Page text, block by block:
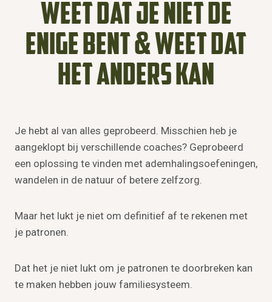
Weet dat je niet de
enige bent & weet dat
het anders kan
Je hebt al van alles geprobeerd. Misschien heb je
aangeklopt bij verschillende coaches? Geprobeerd
een oplossing te vinden met ademhalingsoefeningen,
wandelen in de natuur of betere zelfzorg.
Maar het lukt je niet om definitief af te rekenen met
je patronen.
Dat het je niet lukt om je patronen te doorbreken kan
te maken hebben jouw familiesysteem.